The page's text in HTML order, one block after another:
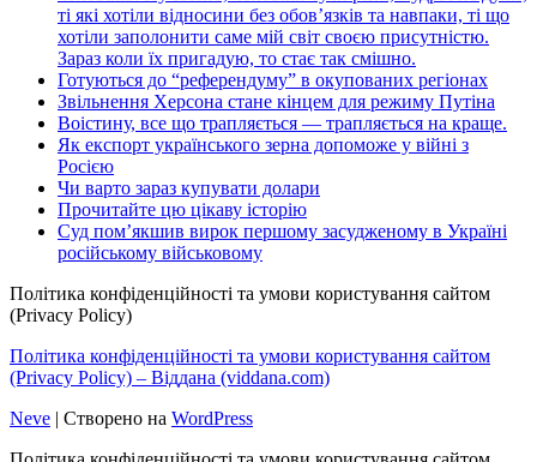
ті які хотіли відносини без обов’язків та навпаки, ті що
хотіли заполонити саме мій світ своєю присутністю.
Зараз коли їх пригадую, то стає так смішно.
Готуються до “референдуму” в окупованих регіонах
Звільнення Херсона стане кінцем для режиму Путіна
Воістину, все що трапляється — трапляється на краще.
Як експорт українського зерна допоможе у війні з
Росією
Чи варто зараз купувати долари
Прочитайте цю цікаву історію
Суд пом’якшив вирок першому засудженому в Україні
російському військовому
Політика конфіденційності та умови користування сайтом
(Privacy Policy)
Політика конфіденційності та умови користування сайтом
(Privacy Policy) – Віддана (viddana.com)
Neve | Створено на WordPress